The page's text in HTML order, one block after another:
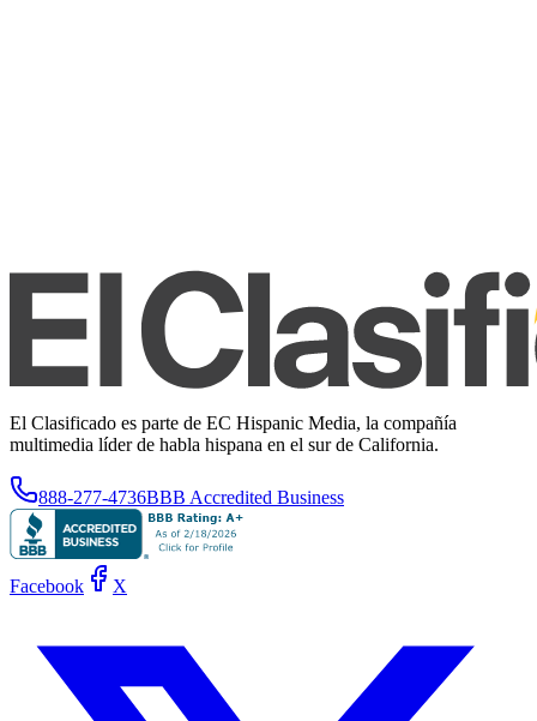
El Clasificado es parte de EC Hispanic Media, la compañía
multimedia líder de habla hispana en el sur de California.
888-277-4736BBB Accredited Business
Facebook X